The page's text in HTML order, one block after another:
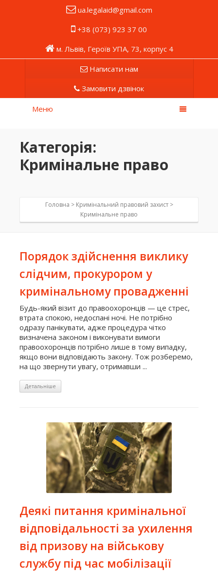
ua.legalaid@gmail.com
+38 (073) 923 37 00
м. Львів, Героїв УПА, 73, корпус 4
Написати нам
Замовити дзвінок
Меню
Категорія:
Кримінальне право
Головна > Кримінальний правовий захист>
Кримінальне право
Порядок здійснення виклику
слідчим, прокурором у
кримінальному провадженні
Будь-який візит до правоохоронців — це стрес,
втрата спокою, недоспані ночі. Не потрібно
одразу панікувати, адже процедура чітко
визначена законом і виконувати вимоги
правоохоронців потрібно лише в тому випадку,
якщо вони відповідають закону. Тож розберемо,
на що звернути увагу, отримавши ...
Детальніше
Деякі питання кримінальної
відповідальності за ухилення
від призову на військову
службу під час мобілізації